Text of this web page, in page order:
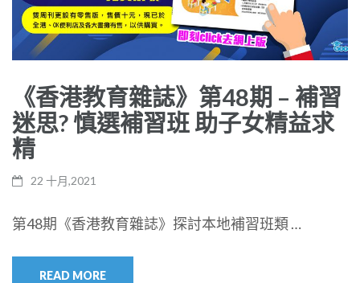
《香港教育雜誌》第48期 – 補習
迷思? 慎選補習班 助子女精益求
精
22 十月,2021
第48期《香港教育雜誌》探討本地補習班類 …
READ MORE